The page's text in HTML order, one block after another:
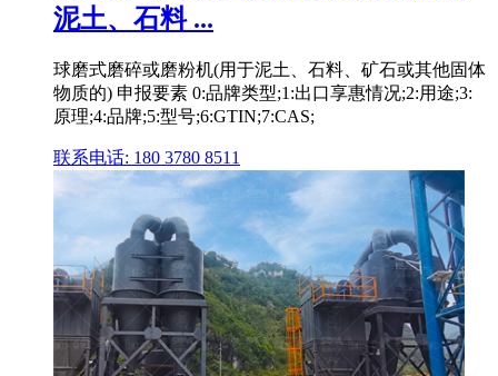
泥土、石料 ...
球磨式磨碎或磨粉机(用于泥土、石料、矿石或其他固体
物质的) 申报要素 0:品牌类型;1:出口享惠情况;2:用途;3:
原理;4:品牌;5:型号;6:GTIN;7:CAS;
联系电话: 180 3780 8511